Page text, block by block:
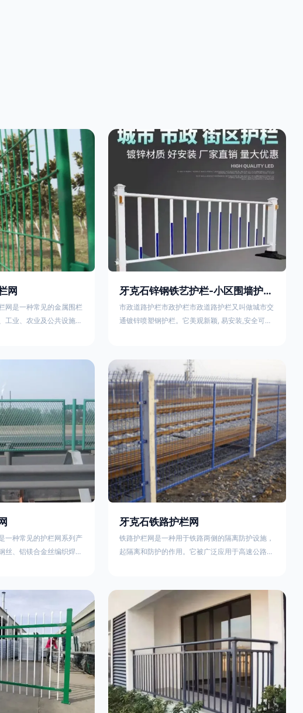
网
网是一种常见的金属围栏
工业、农业及公共设施等
：一、基本概述定义与结
网片两侧各有一根加固的
于与立柱连接固定。其表
浸塑处理，以增强耐腐蚀
牙克石锌钢铁艺护栏-小区围墙护栏- 2025年17631598285新报价
市政道路护栏市政护栏市政道路护栏又叫做城市交
通镀锌喷塑钢护栏。它美观新颖, 易安装,安全可靠,
口等的隔离。主导产品：太阳能防眩光护栏，镀锌
钢质隔离栏，市政道路隔离护栏，人行道路护栏，
机动与非机动隔离护栏、道路中心隔离护栏、带广
告牌道路隔离护栏、河道安全护栏、草坪花坛护栏
等市政道路隔离护栏规格齐全、品种多，可以任
一种常见的护栏网系列产
丝、铝镁合金丝编织焊接
光的照射，增加公路行驶
公路两侧的防护网，其作
面，保护行车人员和车辆
网又称‘双边丝隔离栅’，
网筒状卷边与网面一体，
牙克石铁路护栏网
铁路护栏网是一种用于铁路两侧的隔离防护设施，
起隔离和防护的作用。它被广泛应用于高速公路、
量在于原材料及加工过程，它的外观质量取决于施
工过程，施工中要重视施工准备和打桩机的组合，
不断总结经验，加强施工管理，是安装质量得以保
证。铁路护栏网是一种用于铁路两侧的隔离防护设
施，它的主要作用是防止车辆和人员越过护栏造成
危险事